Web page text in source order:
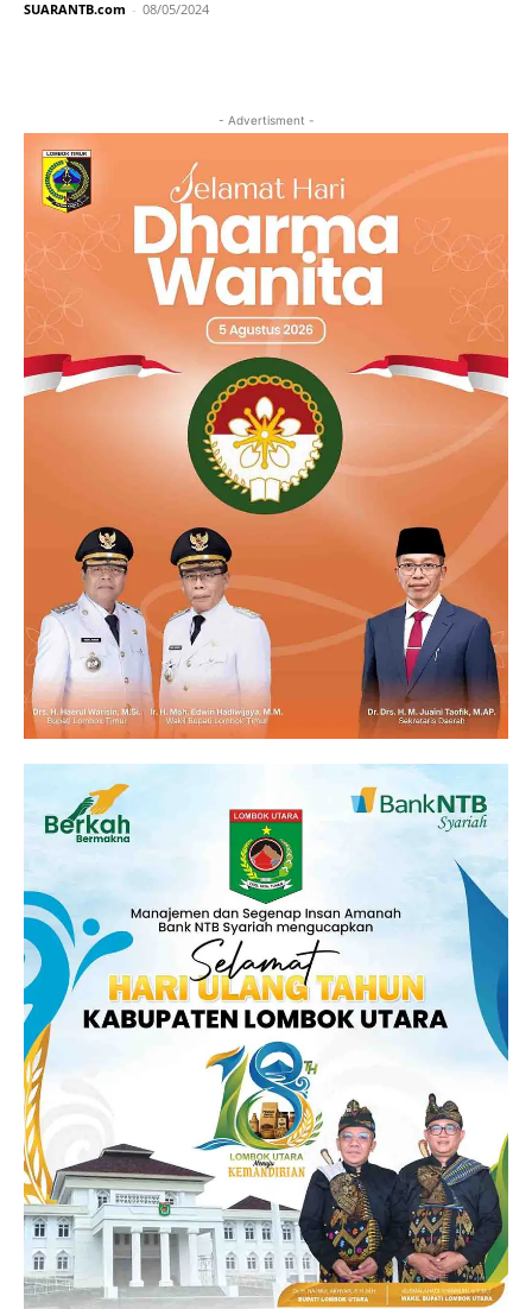
SUARANTB.com - 08/05/2024
- Advertisment -